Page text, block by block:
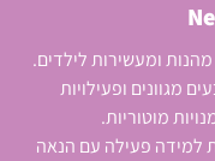
ומעשירות לילדים.
מגוונים ופעילויות
מוטוריות.
למידה פעילה עם הנאה